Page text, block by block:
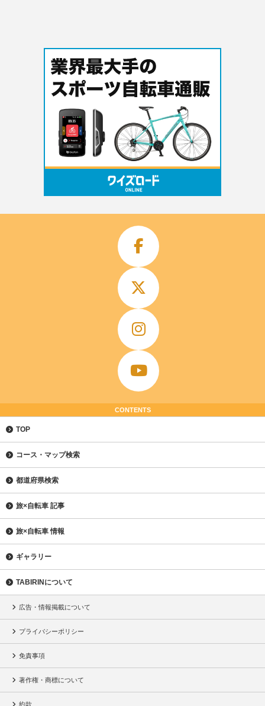
CONTENTS
TOP
コース・マップ検索
都道府県検索
旅×自転車 記事
旅×自転車 情報
ギャラリー
TABIRINについて
広告・情報掲載について
プライバシーポリシー
免責事項
著作権・商標について
約款